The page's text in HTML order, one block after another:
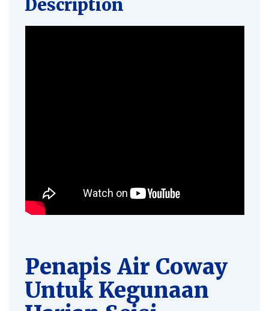
Description
Penapis Air Coway
Untuk Kegunaan